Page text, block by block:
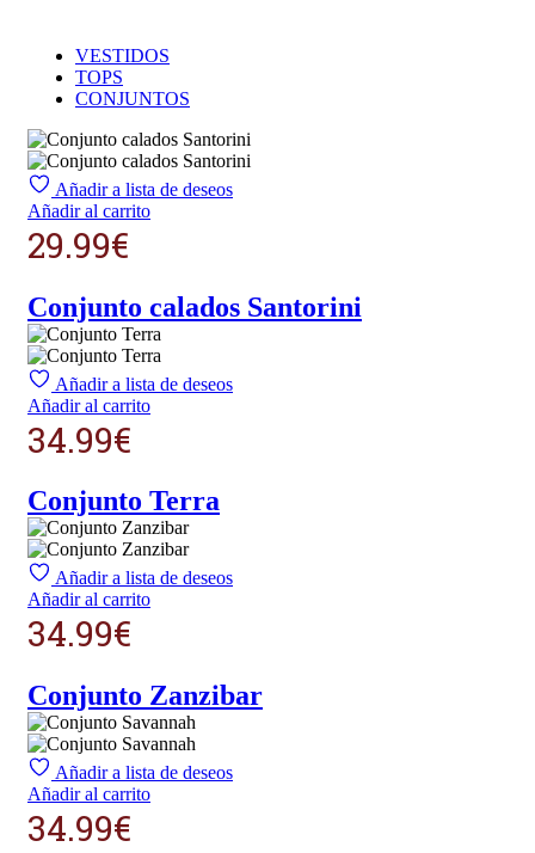
VESTIDOS
TOPS
CONJUNTOS
Añadir a lista de deseos
Añadir al carrito
29.99€
Conjunto calados Santorini
Añadir a lista de deseos
Añadir al carrito
34.99€
Conjunto Terra
Añadir a lista de deseos
Añadir al carrito
34.99€
Conjunto Zanzibar
Añadir a lista de deseos
Añadir al carrito
34.99€